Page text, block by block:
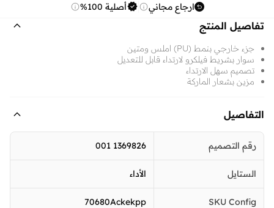
ارجاع مجاني أصلية 100%
تفاصيل المنتج
جزء خارجي بنمط (PU) املس ومتين
سوار بشريط فيلكرو لارتداء قابل للتعديل
تصميم سهل الارتداء
مزين بشعار الماركة
التفاصيل
رقم التصميم 1369826 001
الستايل الأداء
SKU Config
70680Ackekpp